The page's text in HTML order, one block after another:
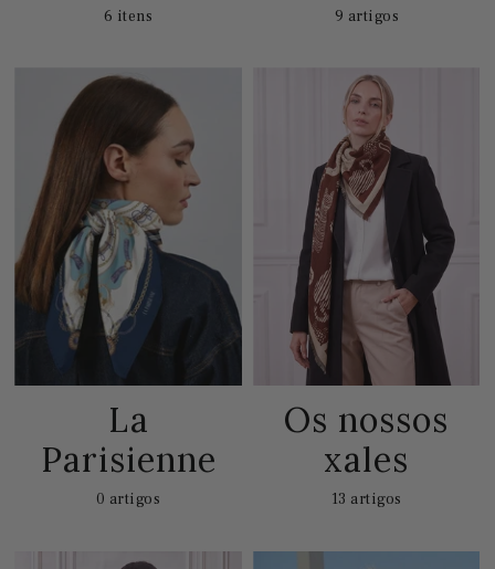
6 itens 9 artigos
La
Parisienne
0 artigos
Os nossos
xales
13 artigos